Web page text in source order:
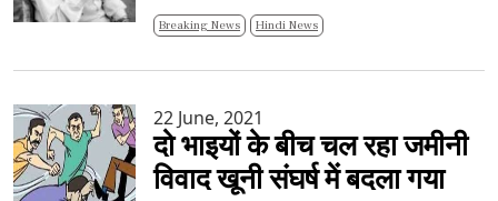
Breaking News Hindi News
22 June, 2021
दो भाइयों के बीच चल रहा जमीनी
विवाद खूनी संघर्ष में बदला गया